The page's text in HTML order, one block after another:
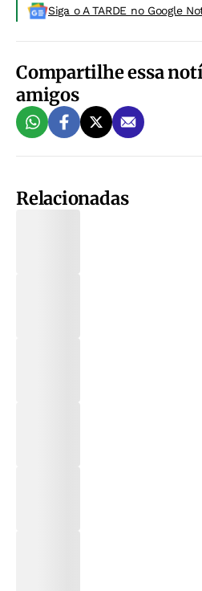
Siga o A TARDE no Google
Compartilhe essa
amigos
Relacionadas